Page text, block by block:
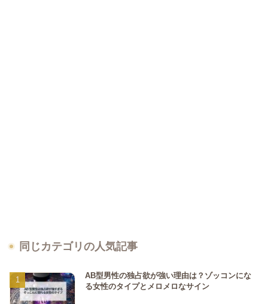
同じカテゴリの人気記事
AB型男性の独占欲が強い理由は？ゾッコンにな
る女性のタイプとメロメロなサイン